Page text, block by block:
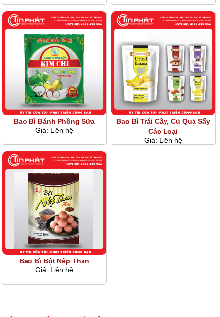
Bao Bì Bánh Phồng Sữa
Giá: Liên hệ
Bao Bì Trái Cây, Củ Quả Sấy
Các Loại
Giá: Liên hệ
Bao Bì Bột Nếp Than
Giá: Liên hệ